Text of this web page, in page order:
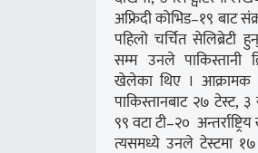
अफ्रिदी कोभिड–१९ बाट
पहिलो चर्चित सेलिब्रेटी
सम्म उनले पाकिस्तानी
खेलेका थिए । आक्रामक
पाकिस्तानबाट २७ टेस्ट,
९९ वटा टी–२०
त्यसमध्ये उनले टेस्टमा